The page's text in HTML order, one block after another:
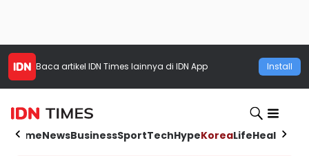
Baca artikel IDN Times lainnya di IDN App Install
HomeNewsBusinessSportTechHypeKoreaLifeHealth